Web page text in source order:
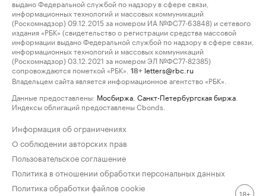
выдано Федеральной службой по надзору в сфере связи,
информационных технологий и массовых коммуникаций
(Роскомнадзор) 09.12.2015 за номером ИА №ФС77-63848) и сетевого
издания «РБК» (свидетельство о регистрации средства массовой
информации выдано Федеральной службой по надзору в сфере связи,
информационных технологий и массовых коммуникаций
(Роскомнадзор) 03.12.2021 за номером ЭЛ №ФС77-82385)
сопровождаются пометкой «РБК».
18+ letters@rbc.ru
Владельцем сайта является информационное агентство «РБК».
Данные предоставлены: Мосбиржа Санкт-Петербургская биржа
Индексы облигаций предоставлены Cbonds.
Информация об ограничениях
О соблюдении авторских прав
Пользовательское соглашение
Политика в отношении обработки персональных данных
Политика обработки файлов cookie
18+